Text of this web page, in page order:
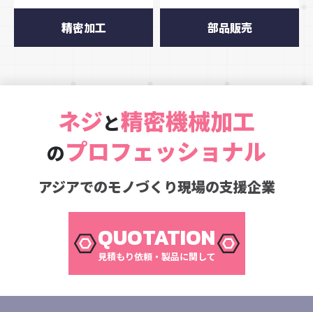
精密加工 部品販売
ネジと精密機械加工
のプロフェッショナル
アジアでのモノづくり現場の支援企業
QUOTATION
見積もり依頼・製品に関して